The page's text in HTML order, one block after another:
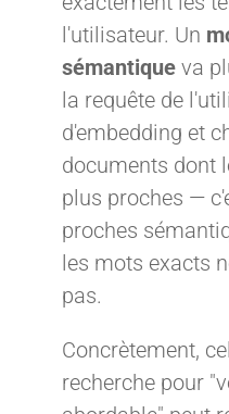
l'utilisateur. Un
sémantiqueva
la requête de
d'embedding et
documents dont
plus proches —
proches
les mots exacts
pas.
Concrètement,
recherche pour